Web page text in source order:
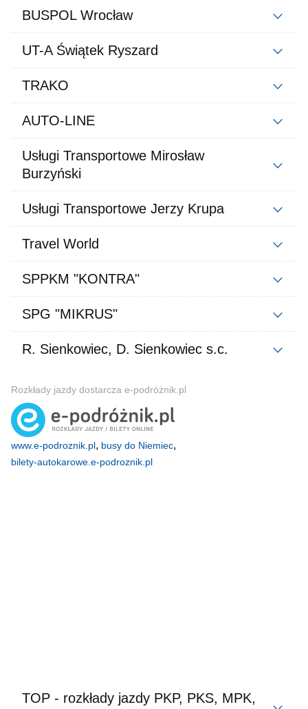
BUSPOL Wrocław
UT-A Świątek Ryszard
TRAKO
AUTO-LINE
Usługi Transportowe Mirosław
Burzyński
Usługi Transportowe Jerzy Krupa
Travel World
SPPKM "KONTRA"
SPG "MIKRUS"
R. Sienkowiec, D. Sienkowiec s.c.
Rozkłady jazdy dostarcza e-podróżnik.pl
www.e-podroznik.pl, busy do Niemiec,
bilety-autokarowe.e-podroznik.pl
TOP - rozkłady jazdy PKP, PKS, MPK,